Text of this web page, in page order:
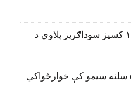
افغانستان ترکمنستان ته د ۱۰۰ کسیز سوداګریز پلاوي د
نوې ارزونه: د افغانستان په ۵۳ سلنه سیمو کې خوارځواکي